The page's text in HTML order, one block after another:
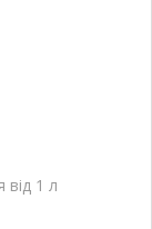
від 1 л